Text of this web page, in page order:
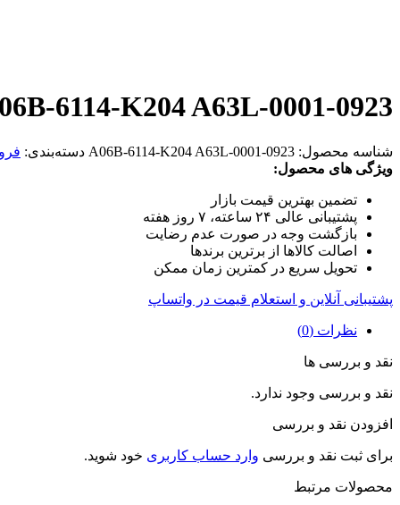
6114-K204 A63L-0001-0923
شناسه محصول: A06B-6114-K204 A63L-0001-0923 دسته‌بندی:
ویژگی های محصول:
تضمین بهترین قیمت بازار
پشتیبانی عالی ۲۴ ساعته، ۷ روز هفته
بازگشت وجه در صورت عدم رضایت
اصالت کالاها از برترین برندها
تحویل سریع در کمترین زمان ممکن
پشتیبانی آنلاین و استعلام قیمت در واتساپ
نظرات (0)
نقد و بررسی ها
نقد و بررسی وجود ندارد.
افزودن نقد و بررسی
برای ثبت نقد و بررسی وارد حساب کاربری خود شوید.
محصولات مرتبط